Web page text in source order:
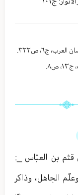
قثم بن العبّاس _:
الجاهل، وذاكر